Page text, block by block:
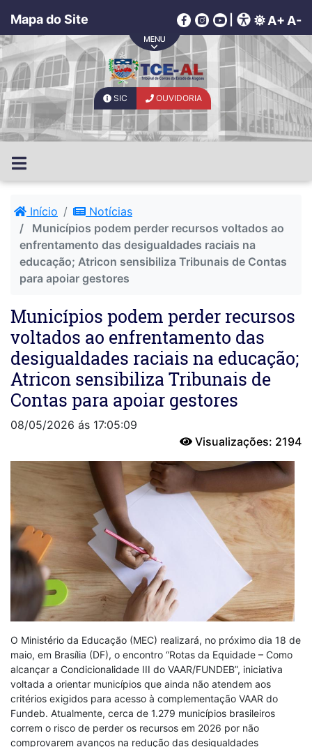
Mapa do Site A+ A-
SIC OUVIDORIA
Início
Notícias
Municípios podem perder recursos voltados ao
enfrentamento das desigualdades raciais na
educação; Atricon sensibiliza Tribunais de Contas
para apoiar gestores
Municípios podem perder recursos
voltados ao enfrentamento das
desigualdades raciais na educação;
Atricon sensibiliza Tribunais de
Contas para apoiar gestores
08/05/2026 ás 17:05:09
Visualizações: 2194
O Ministério da Educação (MEC) realizará, no próximo dia 18 de
maio, em Brasília (DF), o encontro “Rotas da Equidade – Como
alcançar a Condicionalidade III do VAAR/FUNDEB”, iniciativa
voltada a orientar municípios que ainda não atendem aos
critérios exigidos para acesso à complementação VAAR do
Fundeb. Atualmente, cerca de 1.279 municípios brasileiros
correm o risco de perder os recursos em 2026 por não
comprovarem avanços na redução das desigualdades